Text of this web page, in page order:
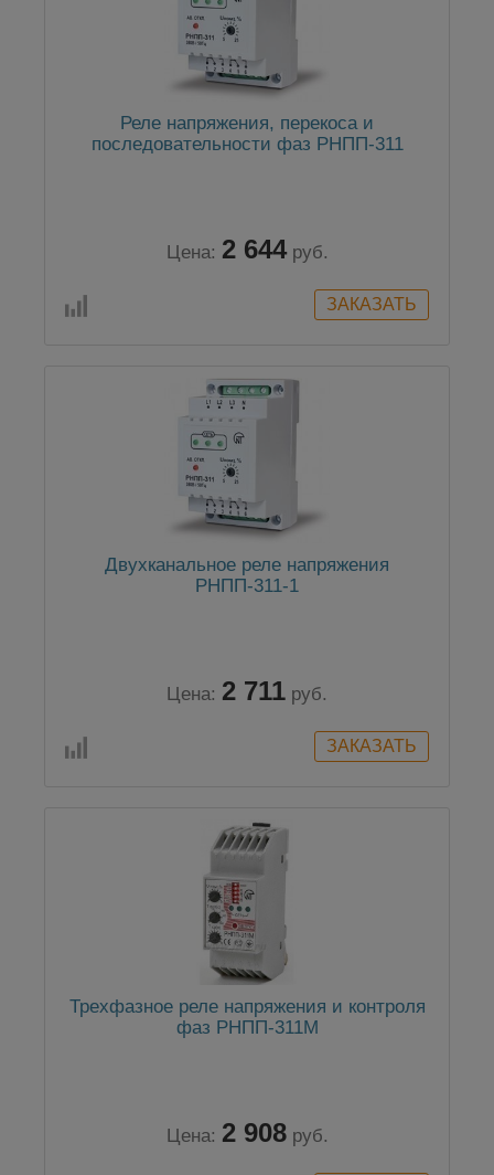
Реле напряжения, перекоса и
последовательности фаз РНПП-311
Цена: 2 644 руб.
Двухканальное реле напряжения
РНПП-311-1
Цена: 2 711 руб.
Трехфазное реле напряжения и контроля
фаз РНПП-311M
Цена: 2 908 руб.